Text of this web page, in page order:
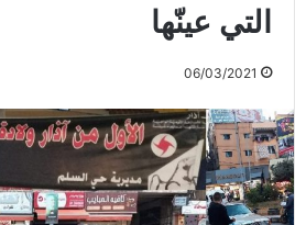
التي عينّها
06/03/2021